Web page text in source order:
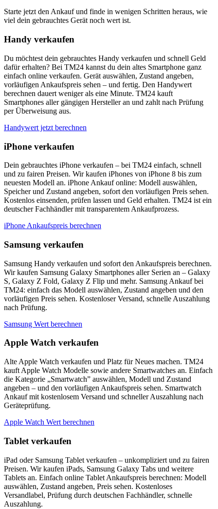
Starte jetzt den Ankauf und finde in wenigen Schritten heraus, wie
viel dein gebrauchtes Gerät noch wert ist.
Handy verkaufen
Du möchtest dein gebrauchtes Handy verkaufen und schnell Geld
dafür erhalten? Bei TM24 kannst du dein altes Smartphone ganz
einfach online verkaufen. Gerät auswählen, Zustand angeben,
vorläufigen Ankaufspreis sehen – und fertig. Den Handywert
berechnen dauert weniger als eine Minute. TM24 kauft
Smartphones aller gängigen Hersteller an und zahlt nach Prüfung
per Überweisung aus.
Handywert jetzt berechnen
iPhone verkaufen
Dein gebrauchtes iPhone verkaufen – bei TM24 einfach, schnell
und zu fairen Preisen. Wir kaufen iPhones von iPhone 8 bis zum
neuesten Modell an. iPhone Ankauf online: Modell auswählen,
Speicher und Zustand angeben, sofort den vorläufigen Preis sehen.
Kostenlos einsenden, prüfen lassen und Geld erhalten. TM24 ist ein
deutscher Fachhändler mit transparentem Ankaufprozess.
iPhone Ankaufspreis berechnen
Samsung verkaufen
Samsung Handy verkaufen und sofort den Ankaufspreis berechnen.
Wir kaufen Samsung Galaxy Smartphones aller Serien an – Galaxy
S, Galaxy Z Fold, Galaxy Z Flip und mehr. Samsung Ankauf bei
TM24: einfach das Modell auswählen, Zustand angeben und den
vorläufigen Preis sehen. Kostenloser Versand, schnelle Auszahlung
nach Prüfung.
Samsung Wert berechnen
Apple Watch verkaufen
Alte Apple Watch verkaufen und Platz für Neues machen. TM24
kauft Apple Watch Modelle sowie andere Smartwatches an. Einfach
die Kategorie „Smartwatch” auswählen, Modell und Zustand
angeben – und den vorläufigen Ankaufspreis sehen. Smartwatch
Ankauf mit kostenlosem Versand und schneller Auszahlung nach
Geräteprüfung.
Apple Watch Wert berechnen
Tablet verkaufen
iPad oder Samsung Tablet verkaufen – unkompliziert und zu fairen
Preisen. Wir kaufen iPads, Samsung Galaxy Tabs und weitere
Tablets an. Einfach online Tablet Ankaufspreis berechnen: Modell
auswählen, Zustand angeben, Preis sehen. Kostenloses
Versandlabel, Prüfung durch deutschen Fachhändler, schnelle
Auszahlung.